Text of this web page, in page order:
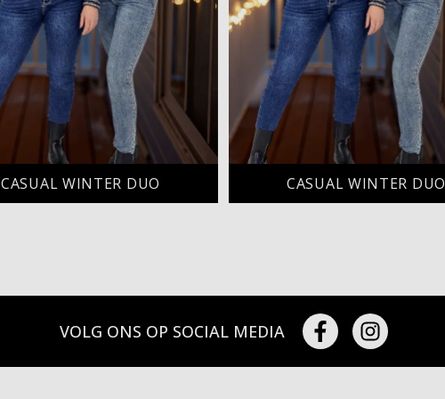
CASUAL WINTER DUO CASUAL WINTER DUO
VOLG ONS OP SOCIAL MEDIA